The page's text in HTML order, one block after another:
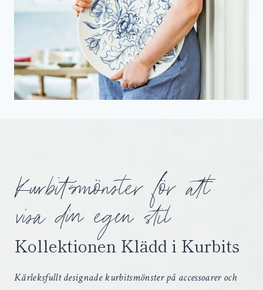
Kurbitsmönster för att
visa din egen stil
Kollektionen Klädd i Kurbits
Kärleksfullt designade kurbitsmönster på accessoarer och